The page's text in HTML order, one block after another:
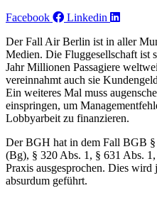
Facebook
Linkedin
Der Fall Air Berlin ist in aller
Medien. Die Fluggesellschaft ist
Jahr Millionen Passagiere
vereinnahmt auch sie
Ein weiteres Mal muss
einspringen, um
Lobbyarbeit zu finanzieren.
Der BGH hat in dem Fall BGB §
(Bg), § 320 Abs. 1, § 631 Abs.
Praxis ausgesprochen. Dies wird
absurdum geführt.